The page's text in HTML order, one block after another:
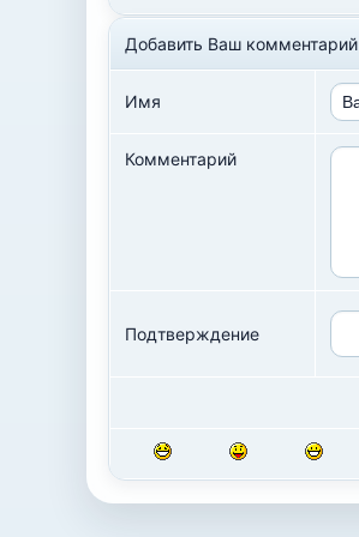
Добавить Ваш комментарий
Имя
Комментарий
Подтверждение